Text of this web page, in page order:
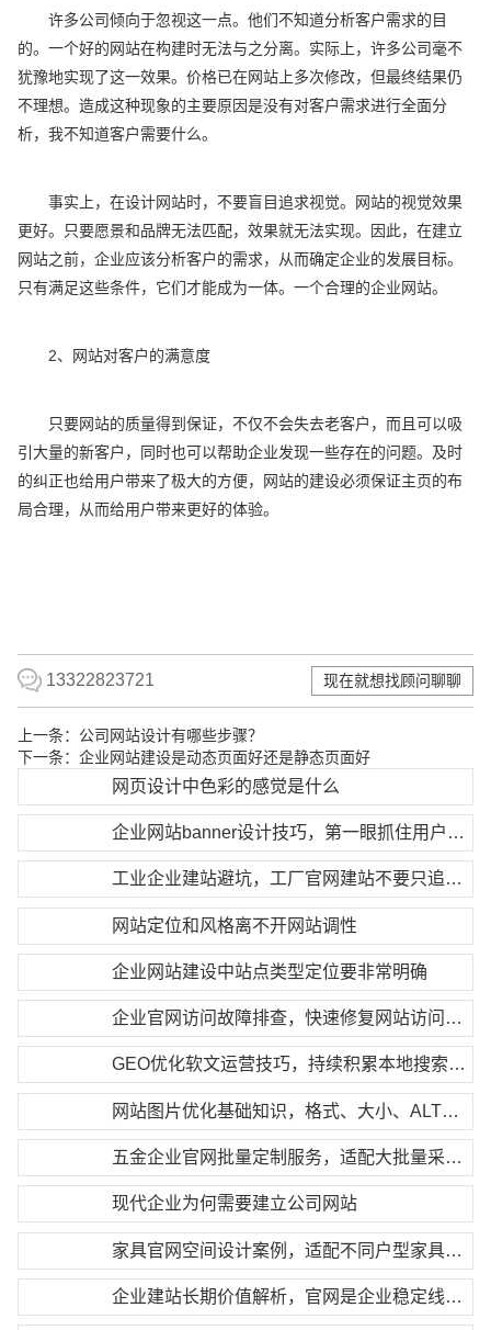
许多公司倾向于忽视这一点。他们不知道分析客户需求的目
的。一个好的网站在构建时无法与之分离。实际上，许多公司毫不
犹豫地实现了这一效果。价格已在网站上多次修改，但最终结果仍
不理想。造成这种现象的主要原因是没有对客户需求进行全面分
析，我不知道客户需要什么。
事实上，在设计网站时，不要盲目追求视觉。网站的视觉效果
更好。只要愿景和品牌无法匹配，效果就无法实现。因此，在建立
网站之前，企业应该分析客户的需求，从而确定企业的发展目标。
只有满足这些条件，它们才能成为一体。一个合理的企业网站。
2、网站对客户的满意度
只要网站的质量得到保证，不仅不会失去老客户，而且可以吸
引大量的新客户，同时也可以帮助企业发现一些存在的问题。及时
的纠正也给用户带来了极大的方便，网站的建设必须保证主页的布
局合理，从而给用户带来更好的体验。
13322823721 现在就想找顾问聊聊
上一条： 公司网站设计有哪些步骤？
下一条：企业网站建设是动态页面好还是静态页面好
网页设计中色彩的感觉是什么
企业网站banner设计技巧，第一眼抓住用户浏览注意力
工业企业建站避坑，工厂官网建站不要只追求低价
网站定位和风格离不开网站调性
企业网站建设中站点类型定位要非常明确
企业官网访问故障排查，快速修复网站访问异常
GEO优化软文运营技巧，持续积累本地搜索权重
网站图片优化基础知识，格式、大小、ALT标签全讲解
五金企业官网批量定制服务，适配大批量采购需求
现代企业为何需要建立公司网站
家具官网空间设计案例，适配不同户型家具搭配方案
企业建站长期价值解析，官网是企业稳定线上资产